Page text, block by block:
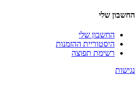
החשבון שלי
החשבון שלי
היסטוריית ההזמנות
רשימת תפוצה
נגישות